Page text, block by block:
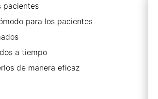
pacientes
para los pacientes
a tiempo
de manera eficaz